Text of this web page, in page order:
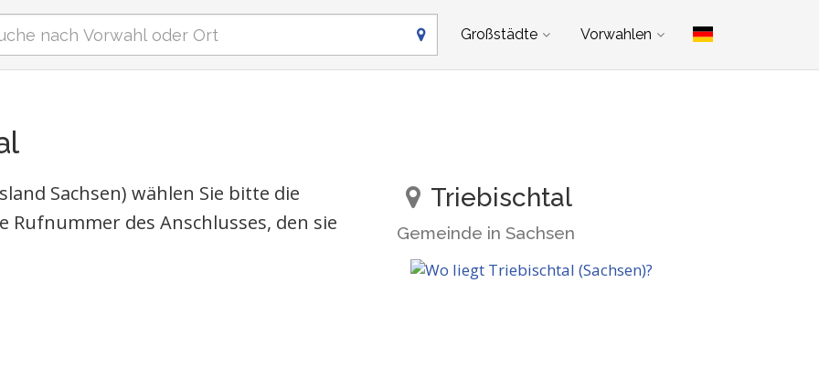
Großstädte Vorwahlen
Sachsen) wählen Sie bitte die
Rufnummer des Anschlusses, den sie
Triebischtal
Gemeinde in Sachsen